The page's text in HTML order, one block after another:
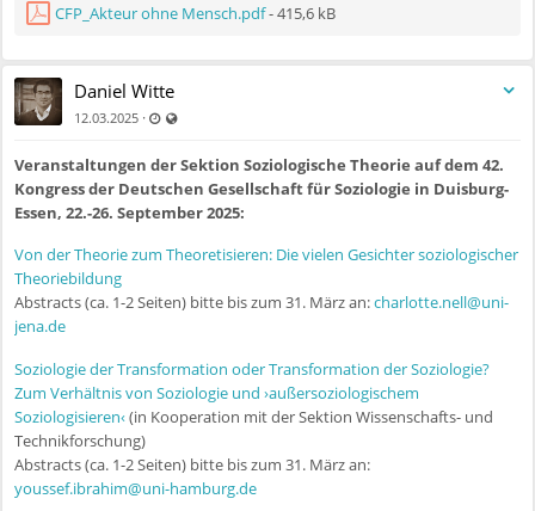
CFP_Akteur ohne Mensch.pdf- 415,6 kB
Daniel Witte
12.03.2025 · Zuletzt aktualisiert 11.07.2025 - 09:54
Veranstaltungen der Sektion Soziologische Theorie auf dem 42.
Kongress der Deutschen Gesellschaft für Soziologie in Duisburg-
Essen, 22.-26. September 2025:
Von der Theorie zum Theoretisieren: Die vielen Gesichter soziologischer
Theoriebildung
Abstracts (ca. 1-2 Seiten) bitte bis zum 31. März an:charlotte.nell@uni-
jena.de
Soziologie der Transformation oder Transformation der Soziologie?
Zum Verhältnis von Soziologie und ›außersoziologischem
Soziologisieren‹(in Kooperation mit der Sektion Wissenschafts- und
Technikforschung)
Abstracts (ca. 1-2 Seiten) bitte bis zum 31. März an:
youssef.ibrahim@uni-hamburg.de